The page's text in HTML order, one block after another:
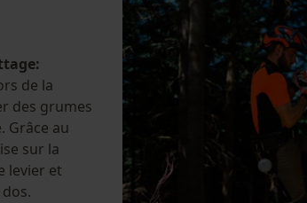
de la
des grumes
Grâce au
sur la
levier et
Mouseflow Web Analytics Tool
Fact-Finder Tracking
de performance et de